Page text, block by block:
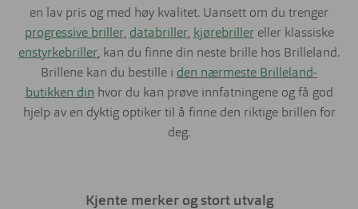
en lav pris og med høy kvalitet. Uansett om du trenger
progressive briller, databriller, kjørebrillereller klassiske
enstyrkebriller, kan du finne din neste brille hos Brilleland.
Brillene kan du bestille i den nærmeste Brilleland-
butikken din hvor du kan prøve innfatningene og få god
hjelp av en dyktig optiker til å finne den riktige brillen for
deg.
Kjente merker og stort utvalg